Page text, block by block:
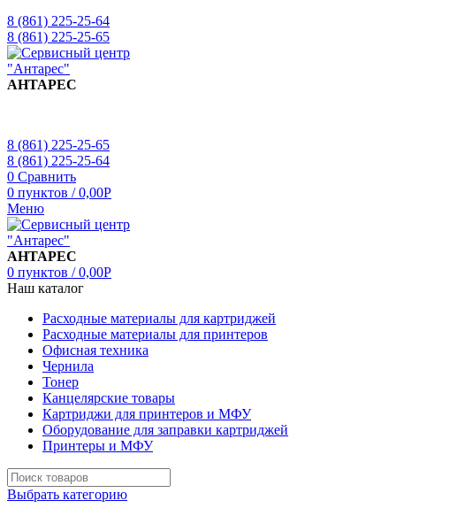
8 (861) 225-25-64
8 (861) 225-25-65
АНТАРЕС
8 (861) 225-25-65
8 (861) 225-25-64
0 Сравнить
0 пунктов / 0,00Р
Меню
АНТАРЕС
0 пунктов / 0,00Р
Наш каталог
Расходные материалы для картриджей
Расходные материалы для принтеров
Офисная техника
Чернила
Тонер
Канцелярские товары
Картриджи для принтеров и МФУ
Оборудование для заправки картриджей
Принтеры и МФУ
Выбрать категорию